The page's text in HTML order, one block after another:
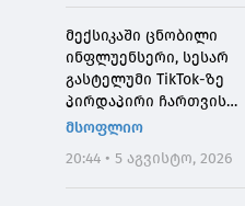
მექსიკაში ცნობილი
ინფლუენსერი, სესარ
გასტელუმი TikTok-ზე
პირდაპირი ჩართვის
დროს მოკლეს
მსოფლიო
20:44 • 5 აგვისტო, 2026